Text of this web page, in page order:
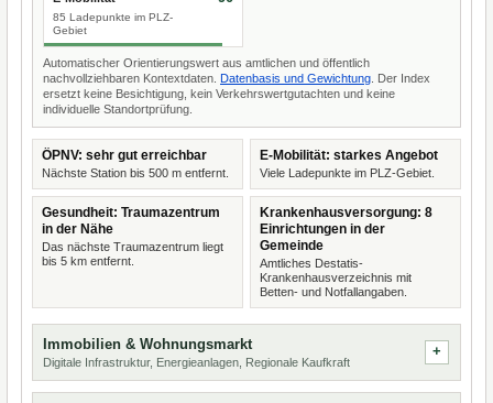
85 Ladepunkte im PLZ-
Gebiet
Automatischer Orientierungswert aus amtlichen und öffentlich
nachvollziehbaren Kontextdaten. Datenbasis und Gewichtung . Der Index
ersetzt keine Besichtigung, kein Verkehrswertgutachten und keine
individuelle Standortprüfung.
ÖPNV: sehr gut erreichbar
Nächste Station bis 500 m entfernt.
E-Mobilität: starkes Angebot
Viele Ladepunkte im PLZ-Gebiet.
Gesundheit: Traumazentrum
in der Nähe
Das nächste Traumazentrum liegt
bis 5 km entfernt.
Krankenhausversorgung: 8
Einrichtungen in der
Gemeinde
Amtliches Destatis-
Krankenhausverzeichnis mit
Betten- und Notfallangaben.
Immobilien & Wohnungsmarkt
Digitale Infrastruktur, Energieanlagen, Regionale Kaufkraft